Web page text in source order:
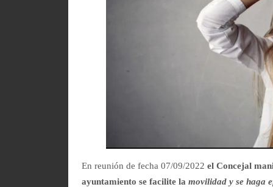
En reunión de fecha 07/09/2022 el Concejal
ayuntamiento se facilite lamovilidad y se haga